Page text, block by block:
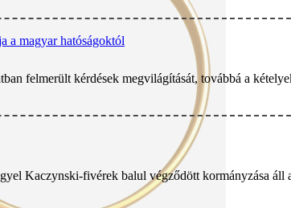
a magyar hatóságoktól
felmerült kérdések megvilágítását, továbbá a
Kaczynski-fivérek balul végződött kormányzása